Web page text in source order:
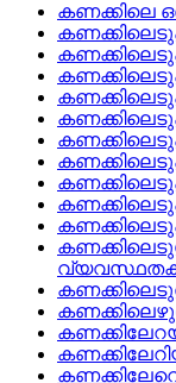
കണക്കിലെ